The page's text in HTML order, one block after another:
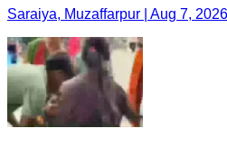
Saraiya, Muzaffarpur | Aug 7, 2026